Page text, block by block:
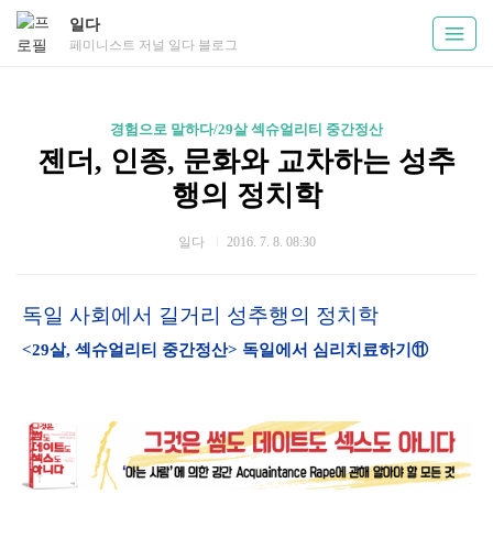
일다
페미니스트 저널 일다 블로그
경험으로 말하다/29살 섹슈얼리티 중간정산
젠더, 인종, 문화와 교차하는 성추
행의 정치학
일다 2016. 7. 8. 08:30
독일 사회에서 길거리 성추행의 정치학
<29살, 섹슈얼리티 중간정산> 독일에서 심리치료하기⑪